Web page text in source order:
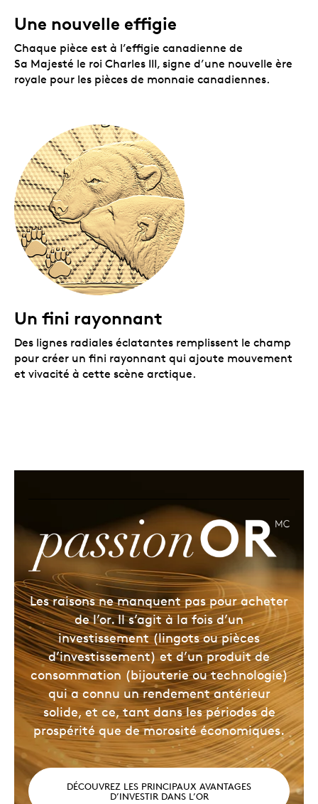
Une nouvelle effigie
Chaque pièce est à l’effigie canadienne de
Sa Majesté le roi Charles III, signe d’une nouvelle ère
royale pour les pièces de monnaie canadiennes.
Un fini rayonnant
Des lignes radiales éclatantes remplissent le champ
pour créer un fini rayonnant qui ajoute mouvement
et vivacité à cette scène arctique.
Les raisons ne manquent pas pour acheter
de l’or. Il s’agit à la fois d’un
investissement (lingots ou pièces
d’investissement) et d’un produit de
consommation (bijouterie ou technologie)
qui a connu un rendement antérieur
solide, et ce, tant dans les périodes de
prospérité que de morosité économiques.
DÉCOUVREZ LES PRINCIPAUX AVANTAGES
D’INVESTIR DANS L’OR